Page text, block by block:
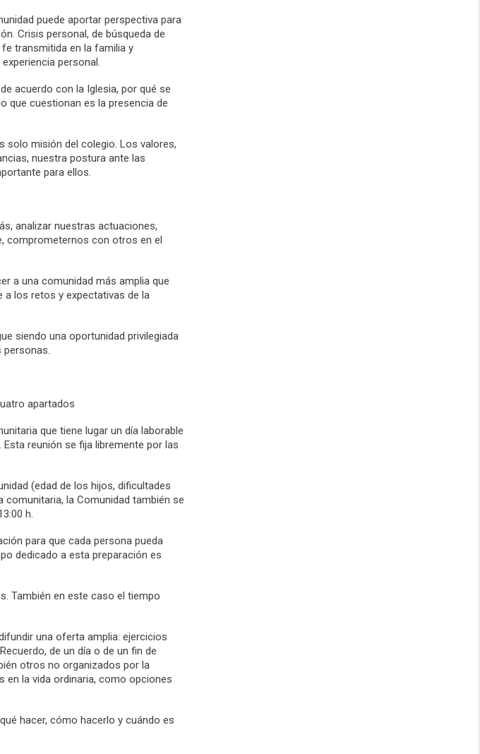
puede aportar perspectiva para
Crisis personal, de búsqueda de
transmitida en la familia y
personal.
acuerdo con la Iglesia, por qué se
que cuestionan es la presencia de
solo misión del colegio. Los valores,
nuestra postura ante las
para ellos.
analizar nuestras actuaciones,
comprometernos con otros en el
a una comunidad más amplia que
a los retos y expectativas de la
siendo una oportunidad privilegiada
personas.
apartados
que tiene lugar un día laborable
reunión se fija libremente por las
(edad de los hijos, dificultades
la Comunidad también se
h.
para que cada persona pueda
dedicado a esta preparación es
También en este caso el tiempo
una oferta amplia: ejercicios
de un día o de un fin de
otros no organizados por la
en la vida ordinaria, como opciones
hacer, cómo hacerlo y cuándo es